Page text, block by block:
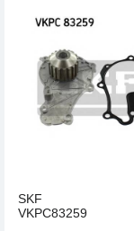
SKF
VKPC83259